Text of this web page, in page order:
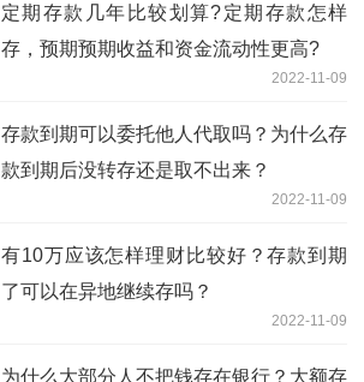
定期存款几年比较划算?定期存款怎样
存，预期预期收益和资金流动性更高?
2022-11-09
存款到期可以委托他人代取吗？为什么存
款到期后没转存还是取不出来？
2022-11-09
有10万应该怎样理财比较好？存款到期
了可以在异地继续存吗？
2022-11-09
为什么大部分人不把钱存在银行？大额存